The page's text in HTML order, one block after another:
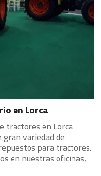
en Lorca
tractores en Lorca
gran variedad de
para tractores.
en nuestras oficinas,